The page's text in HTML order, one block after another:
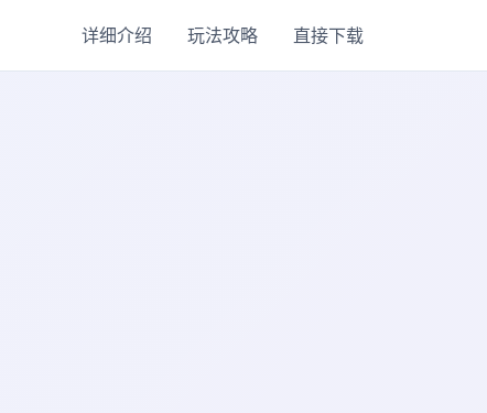
详细介绍 玩法攻略 直接下载